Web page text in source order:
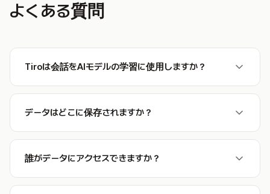
よくある質問
Tiroは会話をAIモデルの学習に使用しますか？
データはどこに保存されますか？
誰がデータにアクセスできますか？